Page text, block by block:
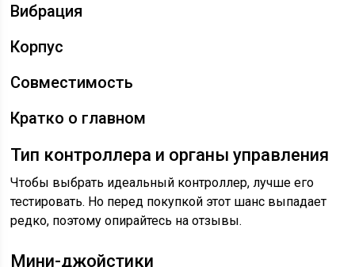
Вибрация
Корпус
Совместимость
Кратко о главном
Тип контроллера и органы управления
Чтобы выбрать идеальный контроллер, лучше его
тестировать. Но перед покупкой этот шанс выпадает
редко, поэтому опирайтесь на отзывы.
Мини-джойстики